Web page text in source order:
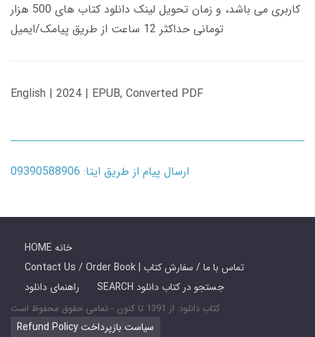
کاربری می باشد، و زمان تحویل لینک دانلود کتاب های 500 هزار
تومانی حداکثر 12 ساعت از طریق پیامک/ایمیل
English | 2024 | EPUB, Converted PDF
ارسال پیام از طریق ایتا: 09390588906
HOME خانه
Contact Us / Order Book | تماس با ما / سفارش کتاب
راهنمای دانلود
SEARCH جستجو در کتاب دانلود
کتاب دانلود: از 1391 تا کنون - تمامی حقوق محفوظ است
Refund Policy سیاست بازپرداخت